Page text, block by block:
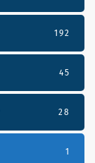
192
45
28
1